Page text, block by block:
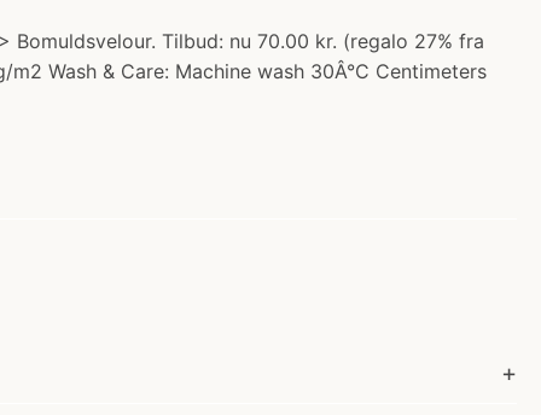
Tilbud: nu 70.00 kr. (regalo 27% fra
Wash & Care: Machine wash 30Â°C Centimeters